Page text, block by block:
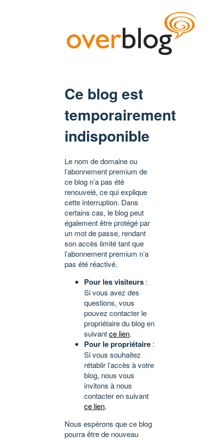
Ce blog est
temporairement
indisponible
Le nom de domaine ou
l’abonnement premium de
ce blog n’a pas été
renouvelé, ce qui explique
cette interruption. Dans
certains cas, le blog peut
également être protégé par
un mot de passe, rendant
son accès limité tant que
l’abonnement premium n’a
pas été réactivé.
Pour les visiteurs :
Si vous avez des
questions, vous
pouvez contacter le
propriétaire du blog en
suivantce lien.
Pour le propriétaire :
Si vous souhaitez
rétablir l’accès à votre
blog, nous vous
invitons à nous
contacter en suivant
ce lien.
Nous espérons que ce blog
pourra être de nouveau